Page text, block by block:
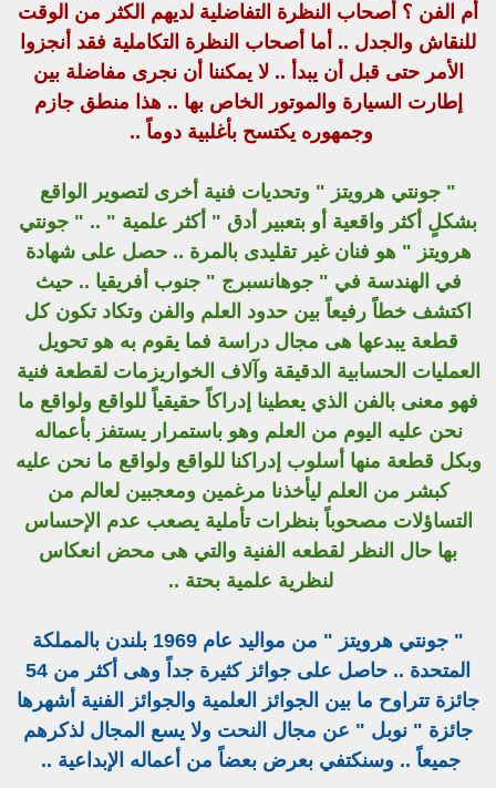
أم الفن ؟ أصحاب النظرة التفاضلية لديهم الكثر من الوقت
للنقاش والجدل .. أما أصحاب النظرة التكاملية فقد أنجزوا
الأمر حتى قبل أن يبدأ .. لا يمكننا أن نجرى مفاضلة بين
إطارت السيارة والموتور الخاص بها .. هذا منطق جازم
وجمهوره يكتسح بأغلبية دوماً ..
" جونتي هرويتز " وتحديات فنية أخرى لتصوير الواقع
بشكلٍ أكثر واقعية أو بتعبير أدق " أكثر علمية " .. " جونتي
هرويتز " هو فنان غير تقليدى بالمرة .. حصل على شهادة
في الهندسة في " جوهانسبرج " جنوب أفريقيا .. حيث
اكتشف خطاً رفيعاً بين حدود العلم والفن وتكاد تكون كل
قطعة يبدعها هى مجال دراسة فما يقوم به هو تحويل
العمليات الحسابية الدقيقة وآلاف الخواريزمات لقطعة فنية
فهو معنى بالفن الذي يعطينا إدراكاً حقيقياً للواقع ولواقع ما
نحن عليه اليوم من العلم وهو باستمرار يستفز بأعماله
وبكل قطعة منها أسلوب إدراكنا للواقع ولواقع ما نحن عليه
كبشر من العلم ليأخذنا مرغمين ومعجبين لعالم من
التساؤلات مصحوباً بنظرات تأملية يصعب عدم الإحساس
بها حال النظر لقطعه الفنية والتي هى محض انعكاس
لنظرية علمية بحتة ..
" جونتي هرويتز " من مواليد عام 1969 بلندن بالمملكة
المتحدة .. حاصل على جوائز كثيرة جداً وهى أكثر من 54
جائزة تتراوح ما بين الجوائز العلمية والجوائز الفنية أشهرها
جائزة " نوبل " عن مجال النحت ولا يسع المجال لذكرهم
جميعاً .. وسنكتفي بعرض بعضاً من أعماله الإبداعية ..